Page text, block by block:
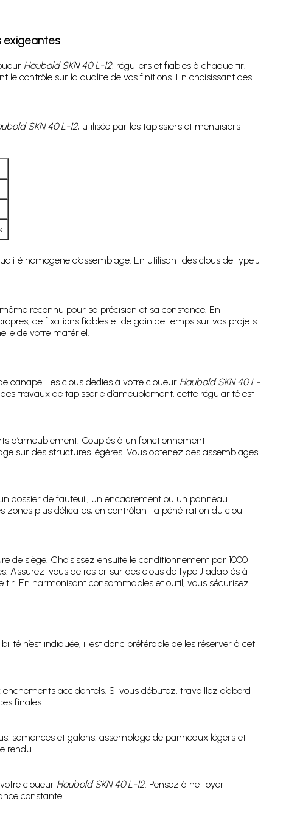
exigeantes
Haubold SKN 40 L-12, réguliers et fiables à chaque tir.
contrôle sur la qualité de vos finitions. En choisissant des
SKN 40 L-12, utilisée par les tapissiers et menuisiers
homogène d’assemblage. En utilisant des clous de type J
reconnu pour sa précision et sa constance. En
de fixations fiables et de gain de temps sur vos projets
de votre matériel.
canapé. Les clous dédiés à votre cloueur Haubold SKN 40 L-
travaux de tapisserie d’ameublement, cette régularité est
d’ameublement. Couplés à un fonctionnement
sur des structures légères. Vous obtenez des assemblages
dossier de fauteuil, un encadrement ou un panneau
plus délicates, en contrôlant la pénétration du clou
de siège. Choisissez ensuite le conditionnement par 1000
Assurez-vous de rester sur des clous de type J adaptés à
En harmonisant consommables et outil, vous sécurisez
n’est indiquée, il est donc préférable de les réserver à cet
accidentels. Si vous débutez, travaillez d’abord
finales.
semences et galons, assemblage de panneaux légers et
rendu.
cloueur Haubold SKN 40 L-12. Pensez à nettoyer
constante.